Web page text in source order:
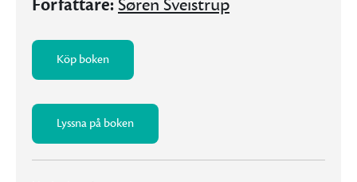
Författare:Søren Sveistrup
Köp boken
Lyssna på boken